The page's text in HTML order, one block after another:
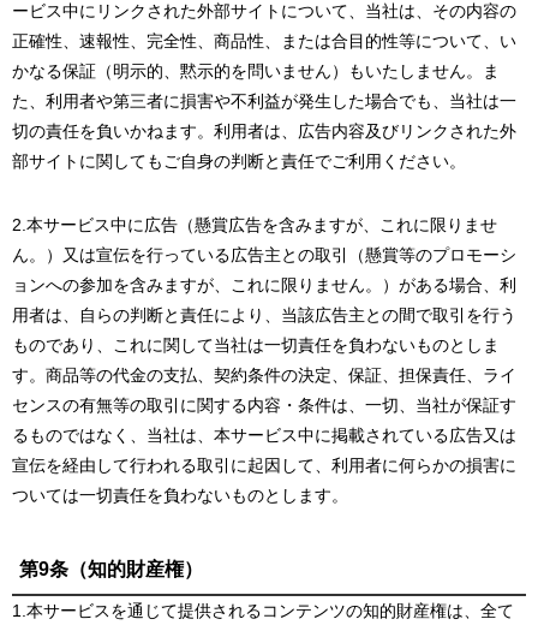
ービス中にリンクされた外部サイトについて、当社は、その内容の
正確性、速報性、完全性、商品性、または合目的性等について、い
かなる保証（明示的、黙示的を問いません）もいたしません。ま
た、利用者や第三者に損害や不利益が発生した場合でも、当社は一
切の責任を負いかねます。利用者は、広告内容及びリンクされた外
部サイトに関してもご自身の判断と責任でご利用ください。
2.本サービス中に広告（懸賞広告を含みますが、これに限りませ
ん。）又は宣伝を行っている広告主との取引（懸賞等のプロモーシ
ョンへの参加を含みますが、これに限りません。）がある場合、利
用者は、自らの判断と責任により、当該広告主との間で取引を行う
ものであり、これに関して当社は一切責任を負わないものとしま
す。商品等の代金の支払、契約条件の決定、保証、担保責任、ライ
センスの有無等の取引に関する内容・条件は、一切、当社が保証す
るものではなく、当社は、本サービス中に掲載されている広告又は
宣伝を経由して行われる取引に起因して、利用者に何らかの損害に
ついては一切責任を負わないものとします。
第9条（知的財産権）
1.本サービスを通じて提供されるコンテンツの知的財産権は、全て